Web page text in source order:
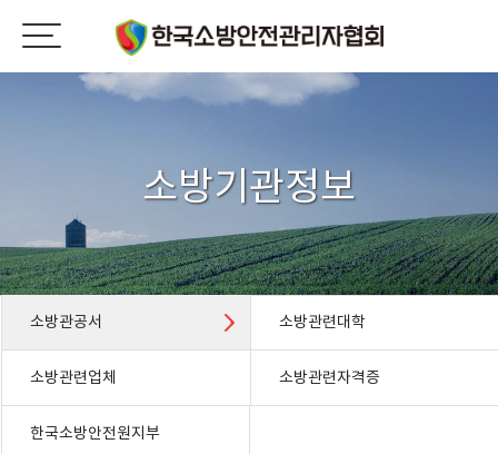
소방기관정보
소방관공서 소방관련대학
소방관련업체 소방관련자격증
한국소방안전원지부